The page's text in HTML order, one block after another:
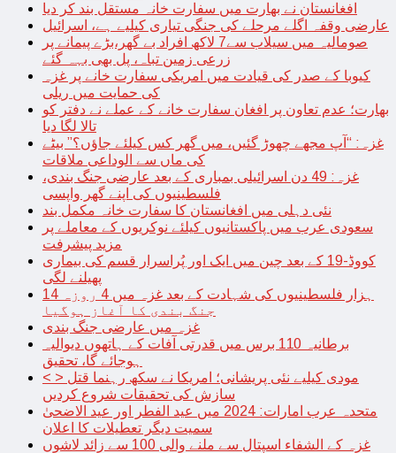
افغانستان نے بھارت میں سفارت خانہ مستقل بند کر دیا
عارضی وقفہ اگلے مرحلے کی جنگی تیاری کیلیے ہے، اسرائیل
صومالیہ میں سیلاب سے7 لاکھ افراد بے گھر،بڑے پیمانے پر
زرعی زمین تباہ، پل بھی بہہ گئے
کیوبا کے صدر کی قیادت میں امریکی سفارت خانے پر غزہ
کی حمایت میں ریلی
بھارت؛ عدم تعاون پر افغان سفارت خانے کے عملے نے دفتر کو
تالا لگا دیا
غزہ: “آپ مجھے چھوڑ گئیں، میں گھر کس کیلئے جاؤں؟” بیٹے
کی ماں سے الوداعی ملاقات
غزہ: 49 دن اسرائیلی بمباری کے بعد عارضی جنگ بندی،
فلسطینیوں کی اپنے گھر واپسی
نئی دہلی میں افغانستان کا سفارت خانہ مکمل بند
سعودی عرب میں پاکستانیوں کیلئے نوکریوں کے معاملے پر
مزید پیشرفت
کووڈ-19 کے بعد چین میں ایک اور پُراسرار قسم کی بیماری
پھیلنے لگی
14 ہزار فلسطینیوں کی شہادت کے بعد غزہ میں 4 روزہ
جنگ بندی کا آغاز ہوگیا
غزہ میں عارضی جنگ بندی
برطانیہ 110 برس میں قدرتی آفات کے ہاتھوں دیوالیہ
ہوجائے گا، تحقیق
< > مودی کیلیے نئی پریشانی؛ امریکا نے سکھ رہنما قتل
سازش کی تحقیقات شروع کردیں
متحدہ عرب امارات: 2024 میں عید الفطر اور عید الاضحیٰ
سمیت دیگر تعطیلات کا اعلان
غزہ کے الشفاء اسپتال سے ملنے والی 100 سے زائد لاشوں